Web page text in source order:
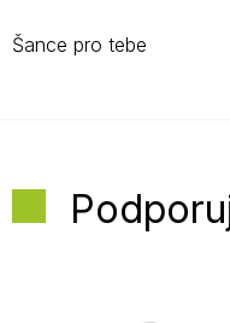
Šance pro tebe